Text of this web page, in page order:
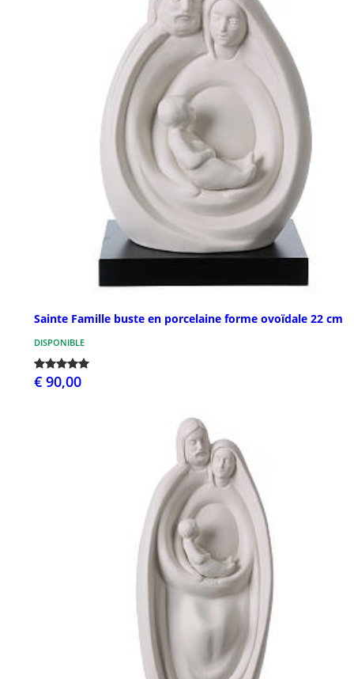
Sainte Famille buste en porcelaine forme ovoïdale 22 cm
DISPONIBLE
€ 90,00